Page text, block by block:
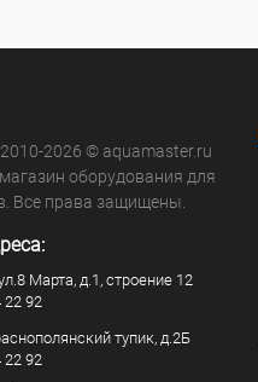
2026 © aquamaster.ru
оборудования для
Все права защищены.
Марта, д.1, строение 12
22 92
тупик, д.2Б
22 92